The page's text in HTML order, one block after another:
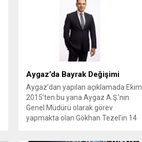
sunuyor. Reklam filminde yeni
ürünü Aygaz 100+ Oktan’ın
toplumun her kesimi tarafından
kucaklandığını vurguluyor. “Rakkas”
şarkısının, filmin müziğine
uyarlandığı reklamda Aygaz 100+
yüksek performans...
Aygaz’da Bayrak Değişimi
Aygaz’dan yapılan açıklamada Ekim
2015’ten bu yana Aygaz A.Ş.’nin
Genel Müdürü olarak görev
yapmakta olan Gökhan Tezel’in 14